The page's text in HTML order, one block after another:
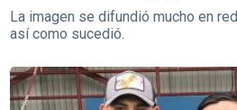
La imagen se difundió mucho en
así como sucedió.